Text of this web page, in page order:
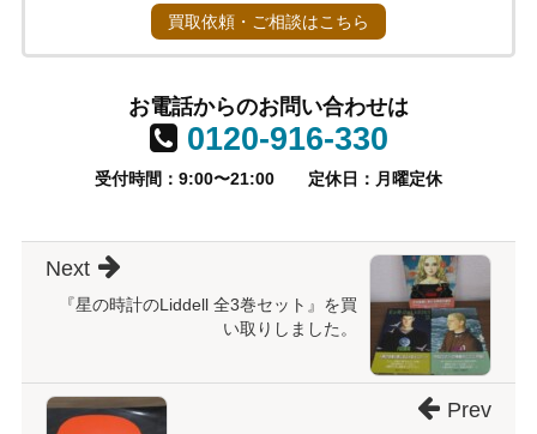
買取依頼・ご相談はこちら
お電話からのお問い合わせは
0120-916-330
受付時間：9:00〜21:00 定休日：月曜定休
『星の時計のLiddell 全3巻セット』を買
い取りしました。
Next
Prev